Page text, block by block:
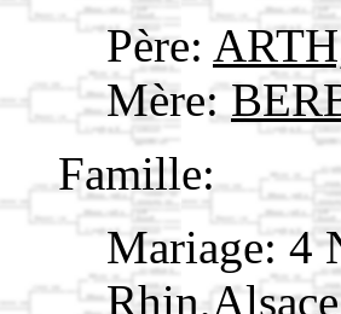
Père:
Mère:
Famille:
Mariage: 4